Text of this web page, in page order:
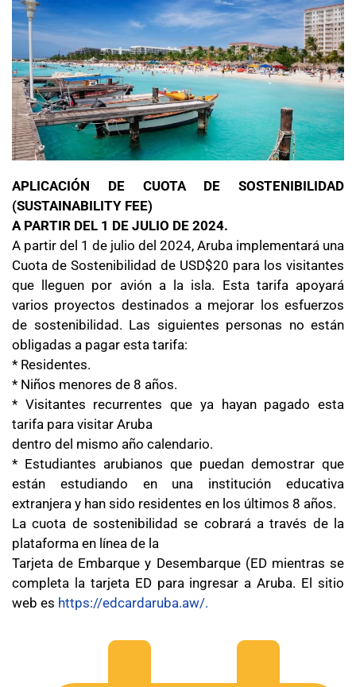
APLICACIÓN DE CUOTA DE SOSTENIBILIDAD
(SUSTAINABILITY FEE)
A PARTIR DEL 1 DE JULIO DE 2024.
A partir del 1 de julio del 2024, Aruba implementará una
Cuota de Sostenibilidad de USD$20 para los visitantes
que lleguen por avión a la isla. Esta tarifa apoyará
varios proyectos destinados a mejorar los esfuerzos
de sostenibilidad. Las siguientes personas no están
obligadas a pagar esta tarifa:
* Residentes.
* Niños menores de 8 años.
* Visitantes recurrentes que ya hayan pagado esta
tarifa para visitar Aruba
dentro del mismo año calendario.
* Estudiantes arubianos que puedan demostrar que
están estudiando en una institución educativa
extranjera y han sido residentes en los últimos 8 años.
La cuota de sostenibilidad se cobrará a través de la
plataforma en línea de la
Tarjeta de Embarque y Desembarque (ED mientras se
completa la tarjeta ED para ingresar a Aruba. El sitio
web es https://edcardaruba.aw/.